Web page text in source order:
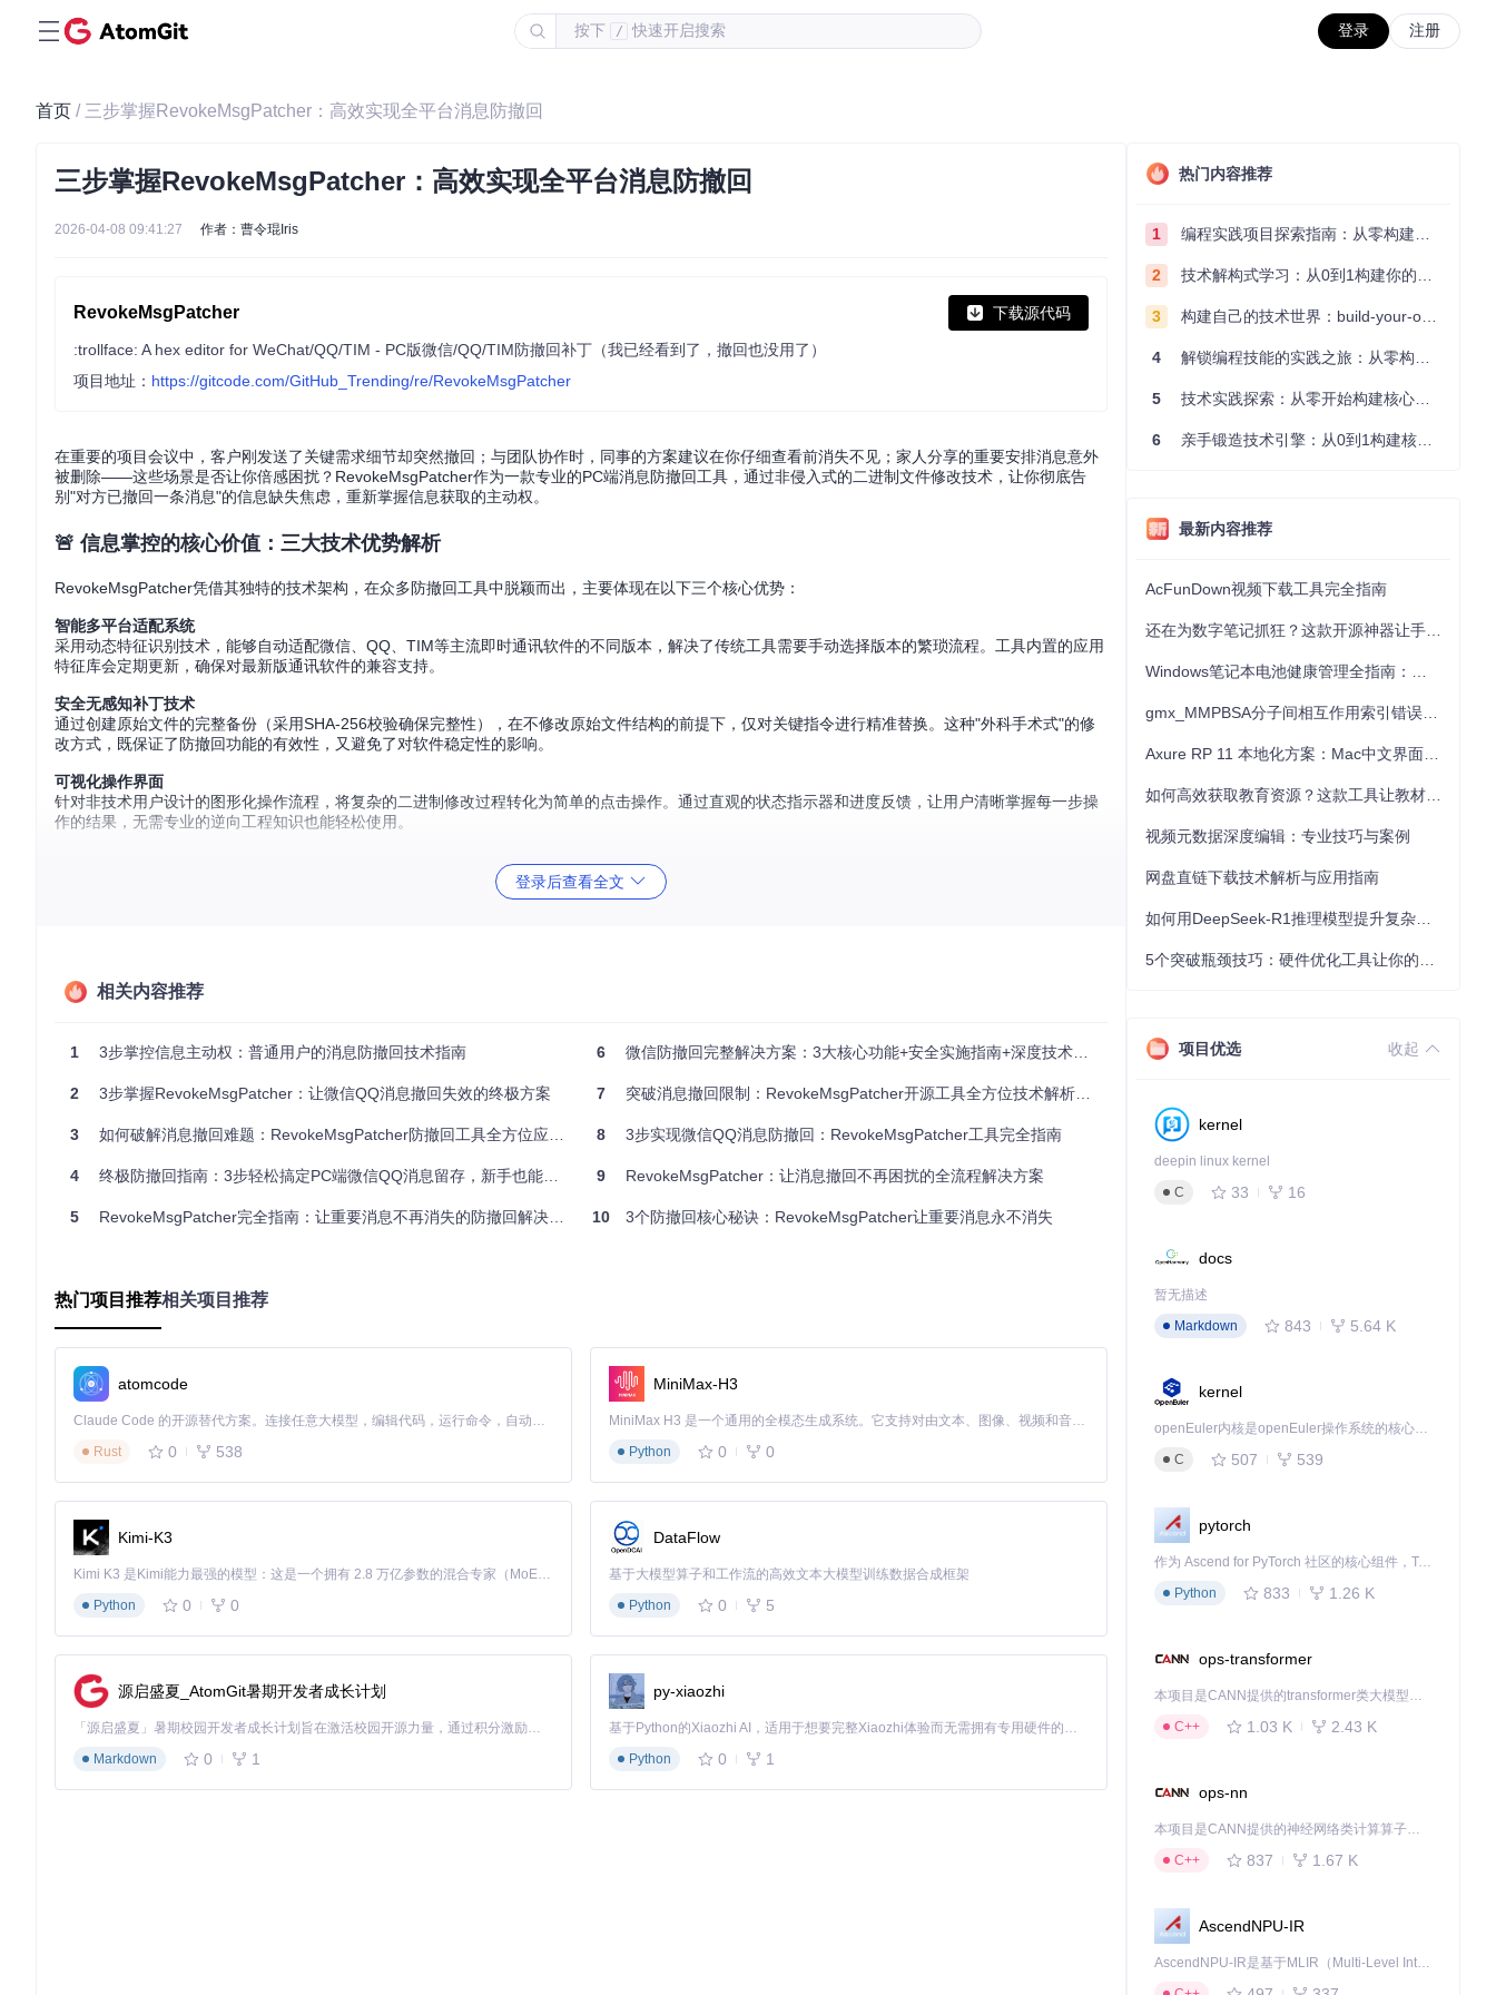
按下 / 快速开启搜索 登录 注册
首页 / 三步掌握RevokeMsgPatcher：高效实现全平台消息防撤回
三步掌握RevokeMsgPatcher：高效实现全平台消息防撤回
2026-04-08 09:41:27 作者：曹令琨Iris
RevokeMsgPatcher 下载源代码
:trollface: A hex editor for WeChat/QQ/TIM - PC版微信/QQ/TIM防撤回补丁（我已经看到了，撤回也没用了）
项目地址： https://gitcode.com/GitHub_Trending/re/RevokeMsgPatcher
在重要的项目会议中，客户刚发送了关键需求细节却突然撤回；与团队协作时，同事的方案建议在你仔细查看前消失不见；家人分享的重要安排消息意外
被删除——这些场景是否让你倍感困扰？RevokeMsgPatcher作为一款专业的PC端消息防撤回工具，通过非侵入式的二进制文件修改技术，让你彻底告
别"对方已撤回一条消息"的信息缺失焦虑，重新掌握信息获取的主动权。
🚨 信息掌控的核心价值：三大技术优势解析
RevokeMsgPatcher凭借其独特的技术架构，在众多防撤回工具中脱颖而出，主要体现在以下三个核心优势：
智能多平台适配系统
采用动态特征识别技术，能够自动适配微信、QQ、TIM等主流即时通讯软件的不同版本，解决了传统工具需要手动选择版本的繁琐流程。工具内置的应用
特征库会定期更新，确保对最新版通讯软件的兼容支持。
安全无感知补丁技术
通过创建原始文件的完整备份（采用SHA-256校验确保完整性），在不修改原始文件结构的前提下，仅对关键指令进行精准替换。这种"外科手术式"的修
改方式，既保证了防撤回功能的有效性，又避免了对软件稳定性的影响。
可视化操作界面
针对非技术用户设计的图形化操作流程，将复杂的二进制修改过程转化为简单的点击操作。通过直观的状态指示器和进度反馈，让用户清晰掌握每一步操
作的结果，无需专业的逆向工程知识也能轻松使用。
用。
在主界面"多应用处理"标签中，勾选需要启用防撤回功能的应用（可同时选择微信和QQ），点击"智能补丁"按钮。
⚠️ 操作提示：若提示"文件占用"错误，请打开任务管理器，结束所有相关进程后重试。补丁过程通常需要10-30秒，取决于系统性能。
验证与部署
他终端。
一键补丁
点击"创建补丁"按钮，工具将自动完成备份和修改过程，界面会显示"补丁成功"的绿色提示。
功能验证
重新启动通讯软件，向测试账号发送消息并撤回，确认撤回的消息仍可查看，即表示功能生效。
RevokeMsgPatcher的工作原理可以类比为城市交通管理系统：当通讯软件接收到撤回指令时，就像交通信号灯即将变为红灯（阻止信息显示）。工具通
过修改关键指令，相当于在特定路口设置了"绿灯优先"规则，使撤回指令无法生效。
具体技术实现分为三个步骤：
信号识别
工具通过搜索通讯软件二进制文件中的特征字符串（如"RevokeMsg"），精确定位处理撤回逻辑的代码段，如同交通监控系统识别特定车辆。
逆向分析字符串搜索过程 - 展示工具如何通过关键词定位防撤回功能的核心代码区域
指令重定向
登录后查看全文
相关内容推荐
1 3步掌控信息主动权：普通用户的消息防撤回技术指南
2 3步掌握RevokeMsgPatcher：让微信QQ消息撤回失效的终极方案
3 如何破解消息撤回难题：RevokeMsgPatcher防撤回工具全方位应用指南
4 终极防撤回指南：3步轻松搞定PC端微信QQ消息留存，新手也能秒上手
5 RevokeMsgPatcher完全指南：让重要消息不再消失的防撤回解决方案
6 微信防撤回完整解决方案：3大核心功能+安全实施指南+深度技术解析
7 突破消息撤回限制：RevokeMsgPatcher开源工具全方位技术解析与实践指南
8 3步实现微信QQ消息防撤回：RevokeMsgPatcher工具完全指南
9 RevokeMsgPatcher：让消息撤回不再困扰的全流程解决方案
10 3个防撤回核心秘诀：RevokeMsgPatcher让重要消息永不消失
热门项目推荐相关项目推荐
atomcode
Claude Code 的开源替代方案。连接任意大模型，编辑代码，运行命令，自动验证 — 全自动执行。用 Rust 构建，极致性能。 ｜ An open-source alternative to Claude Code. Connect any LLM, edit code, run commands, and verify changes — autonomously. Built in Rust for speed. Get Started
Rust
0 538
MiniMax-H3
MiniMax H3 是一个通用的全模态生成系统。它支持对由文本、图像、视频和音频组成的多模态上下文进行统一理解，并能生成分辨率高达 2K、时长可达 15 秒的带原生立体声音频的视频。得益于面向任务泛化的系统设计，H3 在预训练阶段就已具备广泛的多模态上下文理解与生成能力，能够出色地执行复杂的多模态指令。
Python
0 0
Kimi-K3
Kimi K3 是Kimi能力最强的模型：这是一个拥有 2.8 万亿参数的混合专家（MoE）模型，具备原生视觉理解能力，并支持 100 万 token 的上下文窗口。
Python
0 0
DataFlow
基于大模型算子和工作流的高效文本大模型训练数据合成框架
Python
0 5
源启盛夏_AtomGit暑期开发者成长计划
「源启盛夏」暑期校园开发者成长计划旨在激活校园开源力量，通过积分激励、认证扶持、资源倾斜等形式，引导高校组织和开发者完成「入驻 — 建项目 — 做贡献 — 获认证 — 得资源」的完整闭环。无论你是想带领社团入驻平台的组织者，还是希望用代码贡献证明自己的开发者，都能在这里找到属于你的成长路径。
Markdown
0 1
py-xiaozhi
基于Python的Xiaozhi AI，适用于想要完整Xiaozhi体验而无需拥有专用硬件的用户。
Python
0 1
热门内容推荐
1 编程实践项目探索指南：从零构建技术能力体系
2 技术解构式学习：从0到1构建你的编程知识体系
3 构建自己的技术世界：build-your-own-x项目的实践探索指南
4 解锁编程技能的实践之旅：从零构建你的技术世界
5 技术实践探索：从零开始构建核心系统的实践指南
6 亲手锻造技术引擎：从0到1构建核心系统的实践指南
最新内容推荐
AcFunDown视频下载工具完全指南
视频元数据深度编辑：专业技巧与案例
网盘直链下载技术解析与应用指南
项目优选 收起
kernel
deepin linux kernel
C
33 16
docs
暂无描述
Markdown
843 5.64 K
kernel
openEuler内核是openEuler操作系统的核心，既是系统性能与稳定性的基石，也是连接处理器、设备与服务的桥梁。
C
507 539
pytorch
作为 Ascend for PyTorch 社区的核心组件，TorchNPU 是昇腾专为 PyTorch 打造的深度学习适配插件，使 PyTorch 框架能够直接调用昇腾 NPU，为开发者提供昇腾 AI 处理器的超强算力。
Python
833 1.26 K
ops-transformer
本项目是CANN提供的transformer类大模型算子库，实现网络在NPU上加速计算。
C++
1.03 K 2.43 K
ops-nn
本项目是CANN提供的神经网络类计算算子库，实现网络在NPU上加速计算。
C++
837 1.67 K
AscendNPU-IR
AscendNPU-IR是基于MLIR（Multi-Level Intermediate Representation）构建的，面向昇腾亲和算子编译时使用的中间表示，提供昇腾完备表达能力，通过编译优化提升昇腾AI处理器计算效率，支持通过生态框架使能昇腾AI处理器与深度调优